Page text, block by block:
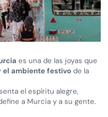
es una de las joyas que
el ambiente festivo de la
el espíritu alegre,
a Murcia y a su gente.